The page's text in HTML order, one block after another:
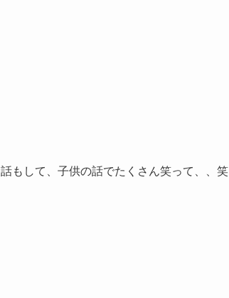
もして、子供の話でたくさん笑って、、笑